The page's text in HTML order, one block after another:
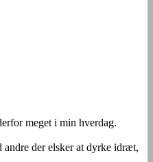
meget i min hverdag.
der elsker at dyrke idræt,